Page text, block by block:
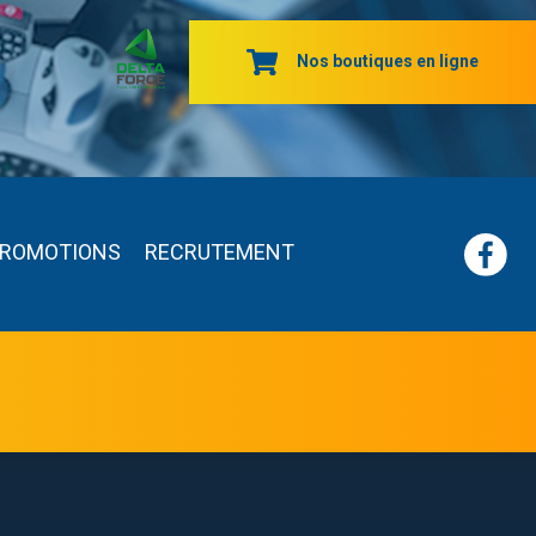
Nos boutiques en ligne
RECRUTEMENT